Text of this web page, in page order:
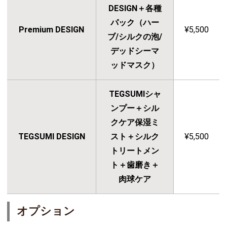
Premium DESIGN
DESIGN＋各種
パック（ハー
ブ/シルクの泡/
デッドシーマ
ッドマスク）
¥5,500
TEGSUMI DESIGN
TEGSUMIシャ
ンプー＋シル
クケア保湿ミ
スト＋シルク
トリートメン
ト＋歯磨き＋
肉球ケア
¥5,500
オプション